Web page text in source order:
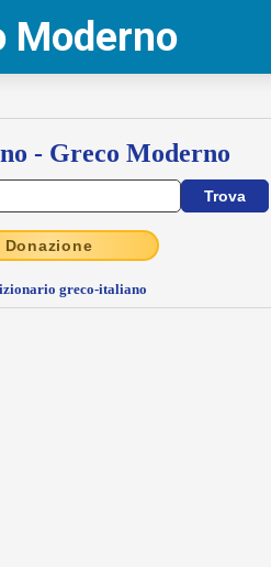
Moderno
- Greco Moderno
Donazione
greco-italiano